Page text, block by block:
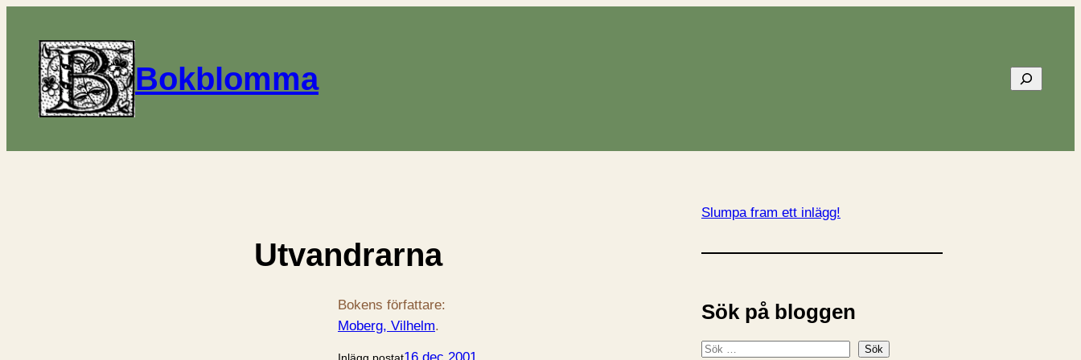
Bokblomma Sök
Utvandrarna
Bokens författare:
Moberg, Vilhelm.
Inlägg postat16 dec 2001
Slumpa fram ett inlägg!
Sök på bloggen
S
Sök